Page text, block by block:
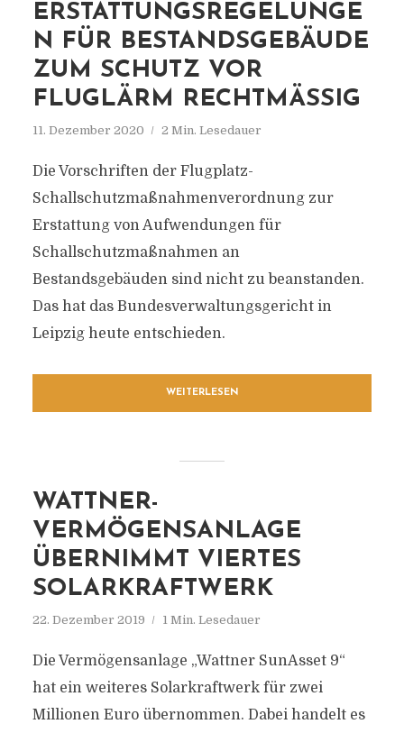
ERSTATTUNGSREGELUNGE
N FÜR BESTANDSGEBÄUDE
ZUM SCHUTZ VOR
FLUGLÄRM RECHTMÄSSIG
11. Dezember 2020 2 Min. Lesedauer
Die Vorschriften der Flugplatz-
Schallschutzmaßnahmenverordnung zur
Erstattung von Aufwendungen für
Schallschutzmaßnahmen an
Bestandsgebäuden sind nicht zu beanstanden.
Das hat das Bundesverwaltungsgericht in
Leipzig heute entschieden.
WEITERLESEN
WATTNER-
VERMÖGENSANLAGE
ÜBERNIMMT VIERTES
SOLARKRAFTWERK
22. Dezember 2019 1 Min. Lesedauer
Die Vermögensanlage „Wattner SunAsset 9“
hat ein weiteres Solarkraftwerk für zwei
Millionen Euro übernommen. Dabei handelt es